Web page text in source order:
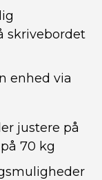
skrivebordet
enhed via
justere på
70 kg